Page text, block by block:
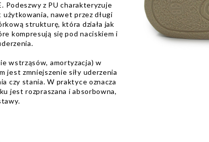
Podeszwy z PU charakteryzuje
nawet przez długi
strukturę, która działa jak
kompresują się pod naciskiem i
wstrząsów, amortyzacja) w
jest zmniejszenie siły uderzenia
czy stania. W praktyce oznacza
jest rozpraszana i absorbowna,